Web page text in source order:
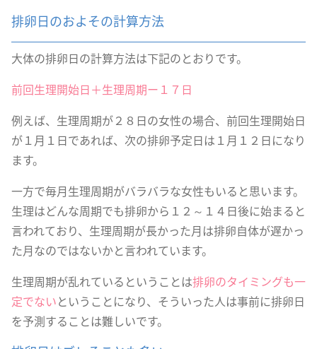
排卵日のおよその計算方法
大体の排卵日の計算方法は下記のとおりです。
前回生理開始日＋生理周期ー１７日
例えば、生理周期が２８日の女性の場合、前回生理開始日
が１月１日であれば、次の排卵予定日は１月１２日になり
ます。
一方で毎月生理周期がバラバラな女性もいると思います。
生理はどんな周期でも排卵から１２～１４日後に始まると
言われており、生理周期が長かった月は排卵自体が遅かっ
た月なのではないかと言われています。
生理周期が乱れているということは排卵のタイミングも一
定でないということになり、そういった人は事前に排卵日
を予測することは難しいです。